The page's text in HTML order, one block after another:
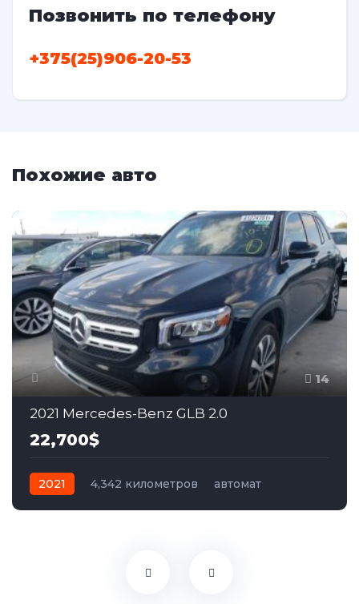
Позвонить по телефону
+375(25)906-20-53
Похожие авто
14
2021 Mercedes-Benz GLB 2.0
22,700$
2021 4,342 километров
автомат